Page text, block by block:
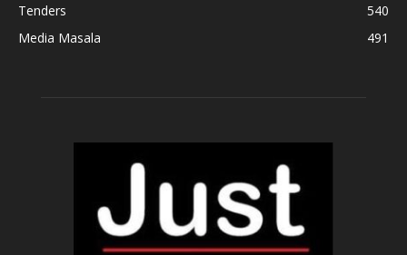
Tenders
540
Media Masala
491